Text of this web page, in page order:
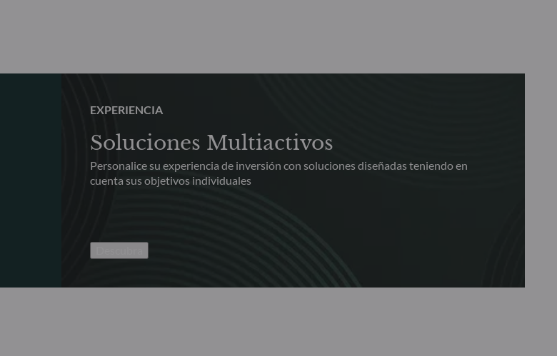
EXPERIENCIA
Soluciones Multiactivos
Personalice su experiencia de inversión con soluciones diseñadas teniendo en
cuenta sus objetivos individuales